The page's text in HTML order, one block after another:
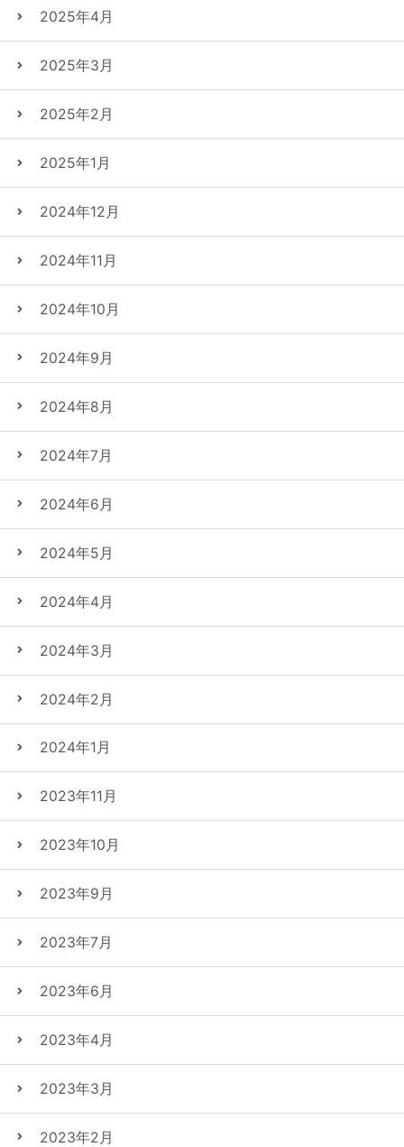
2025年4月
2025年3月
2025年2月
2025年1月
2024年12月
2024年11月
2024年10月
2024年9月
2024年8月
2024年7月
2024年6月
2024年5月
2024年4月
2024年3月
2024年2月
2024年1月
2023年11月
2023年10月
2023年9月
2023年7月
2023年6月
2023年4月
2023年3月
2023年2月